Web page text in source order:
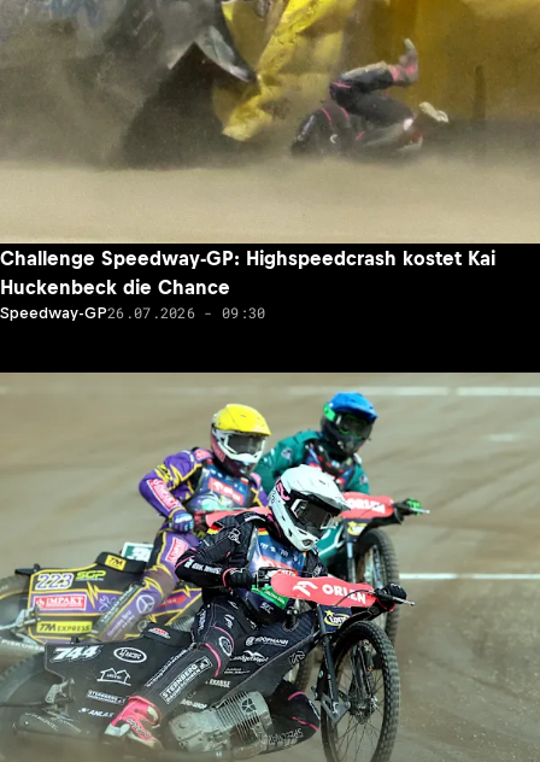
Challenge Speedway-GP: Highspeedcrash kostet Kai
Huckenbeck die Chance
Speedway-GP26.07.2026 - 09:30